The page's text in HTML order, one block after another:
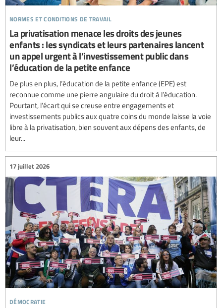
normes et conditions de travail
La privatisation menace les droits des jeunes
enfants : les syndicats et leurs partenaires lancent
un appel urgent à l’investissement public dans
l’éducation de la petite enfance
De plus en plus, l’éducation de la petite enfance (EPE) est
reconnue comme une pierre angulaire du droit à l’éducation.
Pourtant, l’écart qui se creuse entre engagements et
investissements publics aux quatre coins du monde laisse la voie
libre à la privatisation, bien souvent aux dépens des enfants, de
leur...
démocratie
17 juillet 2026